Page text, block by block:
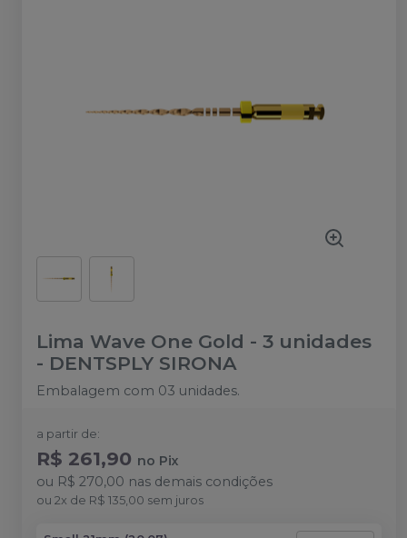
Lima Wave One Gold - 3 unidades
- DENTSPLY SIRONA
Embalagem com 03 unidades.
a partir de:
R$ 261,90 no Pix
ou R$ 270,00 nas demais condições
ou 2x de R$ 135,00 sem juros